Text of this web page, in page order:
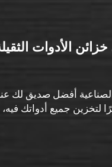
الأدوات
أفضل صديق لك
لتخزين جميع أدواتك
بها خزانات الأدوات